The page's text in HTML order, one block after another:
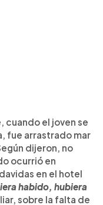
cuando el joven se
fue arrastrado mar
dijeron, no
ocurrió en
en el hotel
habido, hubiera
sobre la falta de